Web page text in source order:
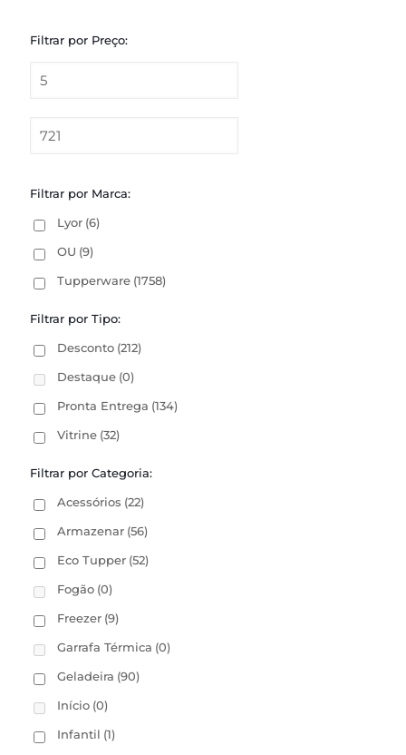
Filtrar por Preço:
Filtrar por Marca:
Lyor (6)
OU (9)
Tupperware (1758)
Filtrar por Tipo:
Desconto (212)
Destaque (0)
Pronta Entrega (134)
Vitrine (32)
Filtrar por Categoria:
Acessórios (22)
Armazenar (56)
Eco Tupper (52)
Fogão (0)
Freezer (9)
Garrafa Térmica (0)
Geladeira (90)
Início (0)
Infantil (1)